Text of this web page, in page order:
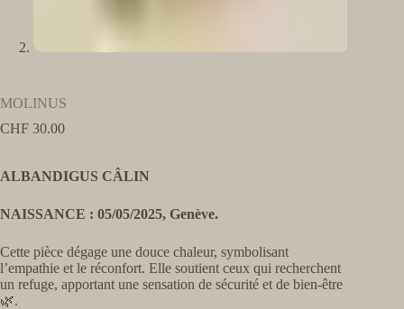
MOLINUS
CHF 30.00
ALBANDIGUS CÂLIN
NAISSANCE : 05/05/2025, Genève.
Cette pièce dégage une douce chaleur, symbolisant
l’empathie et le réconfort. Elle soutient ceux qui recherchent
un refuge, apportant une sensation de sécurité et de bien-être
🌿.